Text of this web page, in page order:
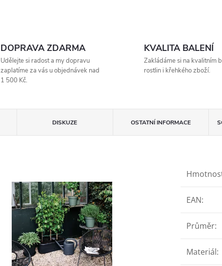
DOPRAVA ZDARMA
Udělejte si radost a my dopravu
zaplatíme za vás u objednávek nad
1 500 Kč.
KVALITA BALENÍ
Zakládáme si na kvalitním
rostlin i křehkého zboží.
DISKUZE OSTATNÍ INFORMACE
EAN:
Průměr:
Materiál: